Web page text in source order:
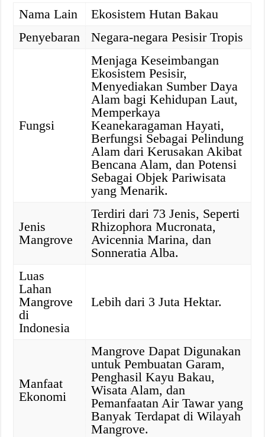
Nama Lain
Ekosistem Hutan Bakau
Penyebaran
Negara-negara Pesisir Tropis
Fungsi
Menjaga Keseimbangan
Ekosistem Pesisir,
Menyediakan Sumber Daya
Alam bagi Kehidupan Laut,
Memperkaya
Keanekaragaman Hayati,
Berfungsi Sebagai Pelindung
Alam dari Kerusakan Akibat
Bencana Alam, dan Potensi
Sebagai Objek Pariwisata
yang Menarik.
Jenis
Mangrove
Terdiri dari 73 Jenis, Seperti
Rhizophora Mucronata,
Avicennia Marina, dan
Sonneratia Alba.
Luas
Lahan
Mangrove
di
Indonesia
Lebih dari 3 Juta Hektar.
Manfaat
Ekonomi
Mangrove Dapat Digunakan
untuk Pembuatan Garam,
Penghasil Kayu Bakau,
Wisata Alam, dan
Pemanfaatan Air Tawar yang
Banyak Terdapat di Wilayah
Mangrove.